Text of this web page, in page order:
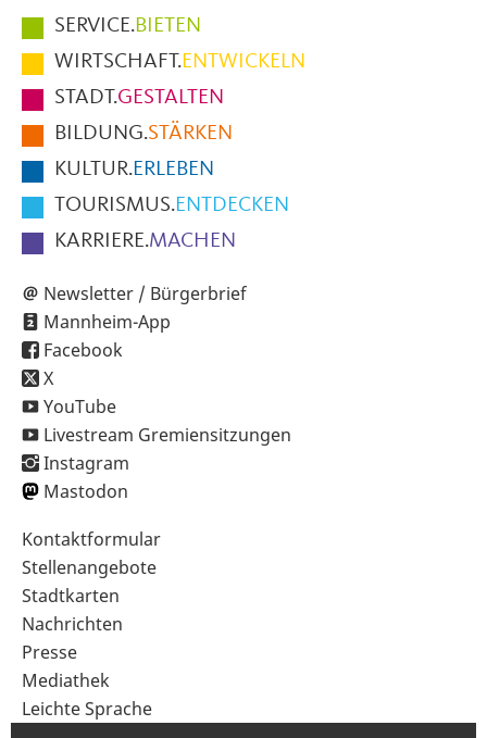
Hauptmenüpunkte
im
Fußbereich
der
Seite
SERVICE.BIETEN
WIRTSCHAFT.ENTWICKELN
STADT.GESTALTEN
BILDUNG.STÄRKEN
KULTUR.ERLEBEN
TOURISMUS.ENTDECKEN
KARRIERE.MACHEN
Newsletter / Bürgerbrief
Mannheim-App
Facebook
X
YouTube
Livestream Gremiensitzungen
Instagram
Mastodon
Sekundärnavigation
im
Fußbereich
Kontaktformular
Stellenangebote
Stadtkarten
Nachrichten
Presse
Mediathek
Leichte Sprache